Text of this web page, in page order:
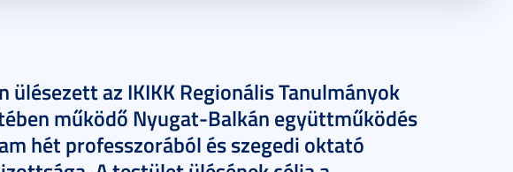
ülésezett az IKIKK Regionális Tanulmányok
működő Nyugat-Balkán együttműködés
hét professzorából és szegedi oktató